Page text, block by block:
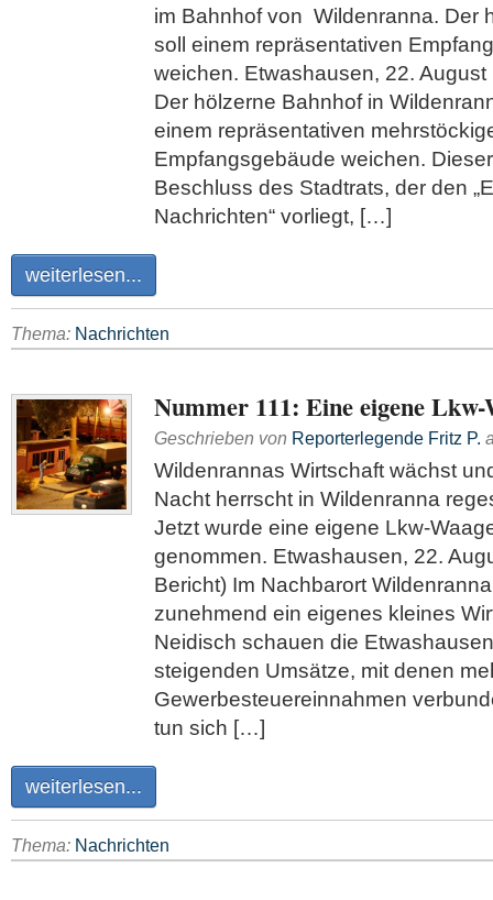
im Bahnhof von Wildenranna. Der
soll einem repräsentativen
weichen. Etwashausen, 22. August
Der hölzerne Bahnhof in
einem repräsentativen
Empfangsgebäude weichen.
Beschluss des Stadtrats, der den
Nachrichten“ vorliegt, […]
weiterlesen...
Thema: Nachrichten
Nummer 111: Eine eigene Lkw-
Geschrieben von Reporterlegende Fritz P.
Wildenrannas Wirtschaft wächst
Nacht herrscht in Wildenranna
Jetzt wurde eine eigene Lkw-
genommen. Etwashausen, 22.
Bericht) Im Nachbarort
zunehmend ein eigenes kleines
Neidisch schauen die
steigenden Umsätze, mit denen
Gewerbesteuereinnahmen
tun sich […]
weiterlesen...
Thema: Nachrichten